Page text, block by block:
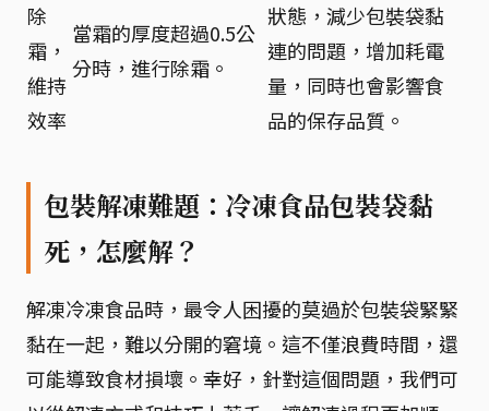
除
霜，
維持
效率
當霜的厚度超過0.5公
分時，進行除霜。
狀態，減少包裝袋黏
連的問題，增加耗電
量，同時也會影響食
品的保存品質。
包裝解凍難題：冷凍食品包裝袋黏
死，怎麼解？
解凍冷凍食品時，最令人困擾的莫過於包裝袋緊緊
黏在一起，難以分開的窘境。這不僅浪費時間，還
可能導致食材損壞。幸好，針對這個問題，我們可